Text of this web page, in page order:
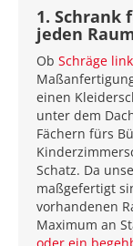
1. Schrank
jeden
Ob Schräge
einen
unter dem
Fächern fürs
Schatz. Da
maßgefertigt
vorhandenen
Maximum an